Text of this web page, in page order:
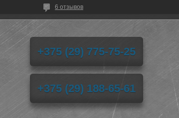
6 отзывов
+375 (29) 775-75-25
+375 (29) 188-65-61